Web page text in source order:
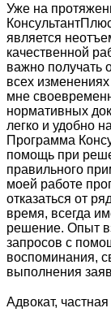
Уже на
является
качественной
важно
всех
мне
нормативных
легко и удобно
Программа
помощь при
правильного
моей работе
отказаться от
время, всегда
решение. Опыт
запросов с
воспоминания,
выполнения
Адвокат, частная